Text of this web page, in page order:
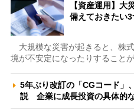
【資産運用】大
備えておきたい
大規模な災害が起きると、株
境が不安定になったりすること
5年ぶり改訂の「CGコード」
説 企業に成長投資の具体的